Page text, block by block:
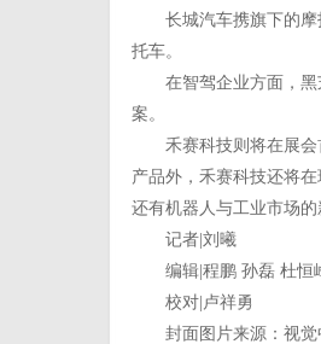
长城汽车携旗下的摩托
托车。
在智驾企业方面，黑芝
案。
禾赛科技则将在展会首
产品外，禾赛科技还将
还有机器人与工业市场
记者|刘曦
编辑|程鹏 孙磊 杜恒
校对|卢祥勇
封面图片来源：视觉